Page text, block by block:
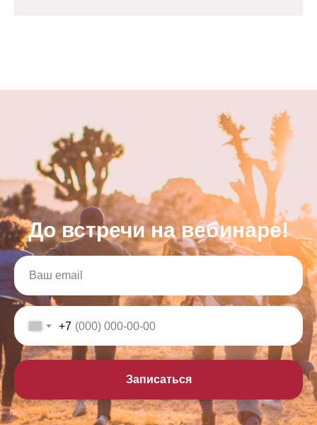
До встречи на вебинаре!
+7
Записаться